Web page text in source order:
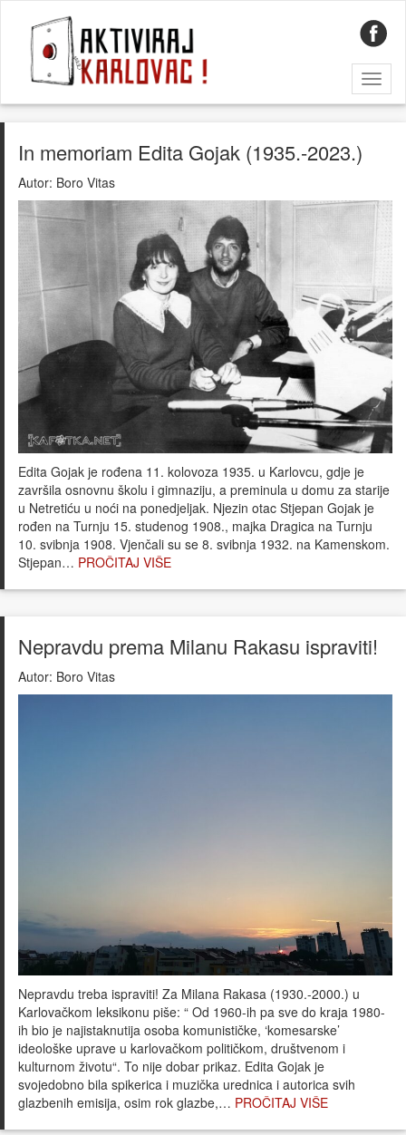
In memoriam Edita Gojak (1935.-2023.)
Autor: Boro Vitas
Edita Gojak je rođena 11. kolovoza 1935. u Karlovcu, gdje je
završila osnovnu školu i gimnaziju, a preminula u domu za starije
u Netretiću u noći na ponedjeljak. Njezin otac Stjepan Gojak je
rođen na Turnju 15. studenog 1908., majka Dragica na Turnju
10. svibnja 1908. Vjenčali su se 8. svibnja 1932. na Kamenskom.
Stjepan… PROČITAJ VIŠE
Nepravdu prema Milanu Rakasu ispraviti!
Autor: Boro Vitas
Nepravdu treba ispraviti! Za Milana Rakasa (1930.-2000.) u
Karlovačkom leksikonu piše: “ Od 1960-ih pa sve do kraja 1980-
ih bio je najistaknutija osoba komunističke, ‘komesarske’
ideološke uprave u karlovačkom političkom, društvenom i
kulturnom životu“. To nije dobar prikaz. Edita Gojak je
svojedobno bila spikerica i muzička urednica i autorica svih
glazbenih emisija, osim rok glazbe,… PROČITAJ VIŠE